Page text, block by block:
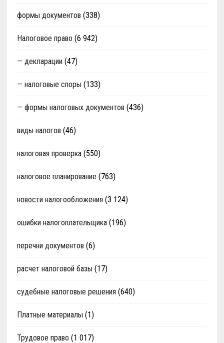
формы документов (338)
Налоговое право (6 942)
— декларации (47)
— налоговые споры (133)
— формы налоговых документов (436)
виды налогов (46)
налоговая проверка(550)
налоговое планирование (763)
новости налогообложения (3 124)
ошибки налогоплательщика(196)
перечни документов (6)
расчет налоговой базы (17)
судебные налоговые решения (640)
Платные материалы (1)
Трудовое право (1 017)